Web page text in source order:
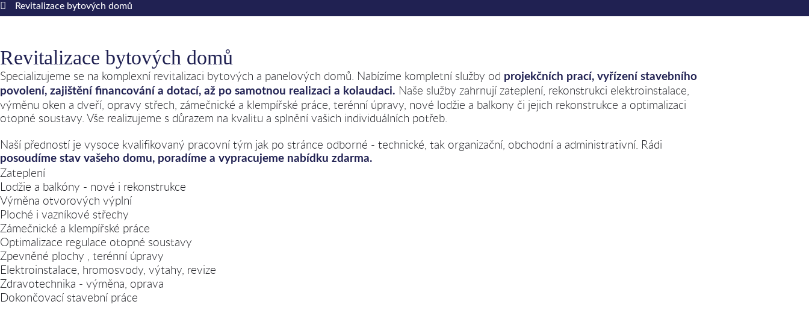
Revitalizace bytových domů
Revitalizace bytových domů
Specializujeme se na komplexní revitalizaci bytových a panelových domů. Nabízíme kompletní služby od projekčních prací, vyřízení stavebního
povolení, zajištění financování a dotací, až po samotnou realizaci a kolaudaci. Naše služby zahrnují zateplení, rekonstrukci elektroinstalace,
výměnu oken a dveří, opravy střech, zámečnické a klempířské práce, terénní úpravy, nové lodžie a balkony či jejich rekonstrukce a optimalizaci
otopné soustavy. Vše realizujeme s důrazem na kvalitu a splnění vašich individuálních potřeb.
Naší předností je vysoce kvalifikovaný pracovní tým jak po stránce odborné - technické, tak organizační, obchodní a administrativní. Rádi
posoudíme stav vašeho domu, poradíme a vypracujeme nabídku zdarma.
Zateplení
Lodžie a balkóny - nové i rekonstrukce
Výměna otvorových výplní
Ploché i vazníkové střechy
Zámečnické a klempířské práce
Optimalizace regulace otopné soustavy
Zpevněné plochy , terénní úpravy
Elektroinstalace, hromosvody, výtahy, revize
Zdravotechnika - výměna, oprava
Dokončovací stavební práce